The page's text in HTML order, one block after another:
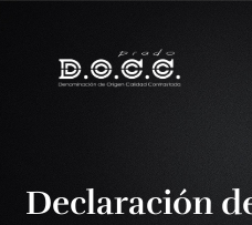
Declaración